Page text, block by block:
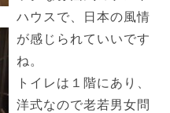
ハウスで、日本の風情
が感じられていいです
ね。
トイレは１階にあり、
洋式なので老若男女問